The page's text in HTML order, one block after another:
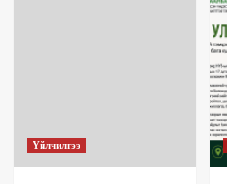
Үйлчилгээ